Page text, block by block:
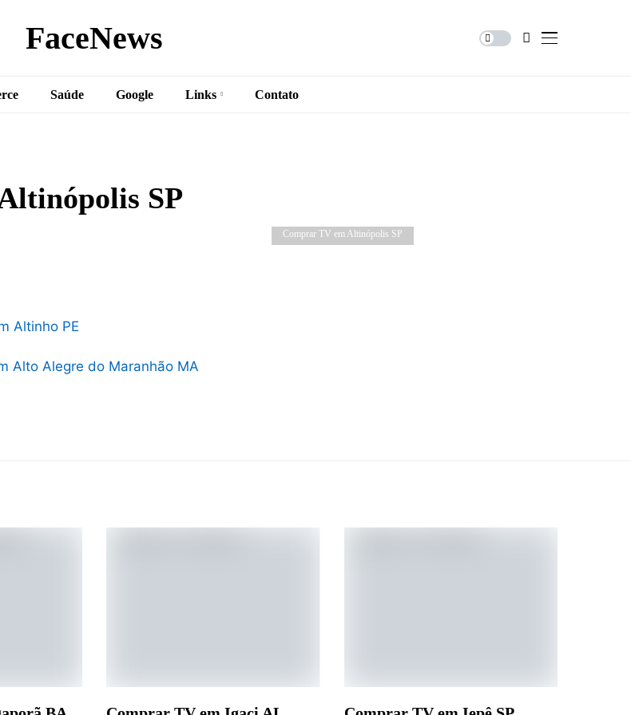
FaceNews
Saúde Google Links Contato
SP
Comprar TV em Altinópolis SP
Altinho PE
Alto Alegre do Maranhão MA